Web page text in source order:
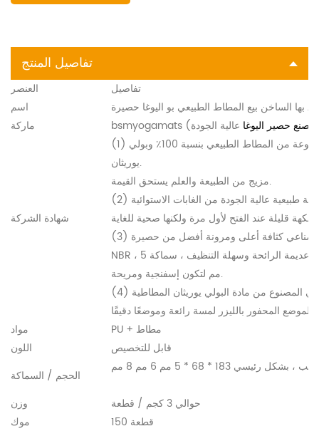
تفاصيل المنتج
العنصر
تفاصيل
اسم
بها الساخن بيع المطاط الطبيعي بو اليوغا حصيرة
ماركة
bsmyogamats مصنع حصير اليوغا
شهادة الشركة
(1) سجادة اليوغا المصنوعة من المطاط الطبيعي مصنوعة من المطاط الطبيعي بنسبة 100٪ وبولي
يوريثان.
مزيج من الطبيعة والعلم يستحق القيمة.
(2) المطاط الطبيعي الخاص بنا هو اختيار مواد مطاطية طبيعية عالية الجودة من الغابات الاستوائية
(3) لدينا ماتي اليوغا الطبيعية المصنوعة من المطاط الصناعي كثافة أعلى ومرونة أفضل من حصيرة
NBR ، خالية من مادة البولي فينيل كلوريد وصديقة للبيئة ، عديمة الرائحة وسهلة التنظيف ، سماكة 5
مم لتكون إسفنجية ومريحة.
(4) تمنحك حصيرة اليوغا المصنوعة من المطاط الطبيعي المصنوع من مادة البولي يوريثان المطاطية
مواد
PU + مطاط
اللون
قابل للتخصيص
الحجم / السماكة
رئيسي 183 * 68 * 5 مم 6 مم 8 مم
وزن
حوالي 3 كجم / قطعة
موك
150 قطعة